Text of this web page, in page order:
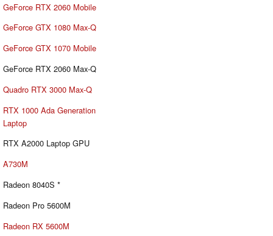
GeForce RTX 2060 Mobile
GeForce GTX 1080 Max-Q
GeForce GTX 1070 Mobile
GeForce RTX 2060 Max-Q
Quadro RTX 3000 Max-Q
RTX 1000 Ada Generation
Laptop
RTX A2000 Laptop GPU
A730M
Radeon 8040S *
Radeon Pro 5600M
Radeon RX 5600M